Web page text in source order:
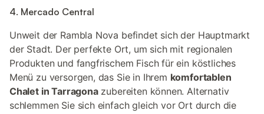
4. Mercado Central
Unweit der Rambla Nova befindet sich der Hauptmarkt
der Stadt. Der perfekte Ort, um sich mit regionalen
Produkten und fangfrischem Fisch für ein köstliches
Menü zu versorgen, das Sie in Ihrem komfortablen
Chalet in Tarragonazubereiten können. Alternativ
schlemmen Sie sich einfach gleich vor Ort durch die